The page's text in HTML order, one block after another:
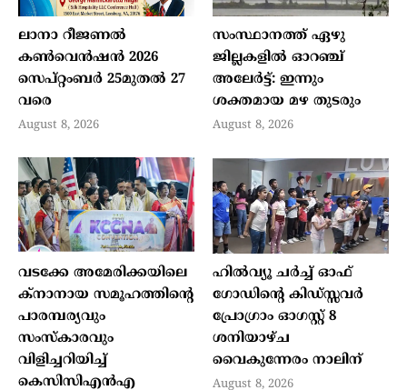
ലാനാ റീജണല്‍
കണ്‍വെന്‍ഷന്‍ 2026
സെപ്റ്റംബര്‍ 25മുതല്‍ 27
വരെ
August 8, 2026
സംസ്ഥാനത്ത് ഏഴു
ജില്ലകളില്‍ ഓറഞ്ച്
അലേര്‍ട്ട്: ഇന്നും
ശക്തമായ മഴ തുടരും
August 8, 2026
വടക്കേ അമേരിക്കയിലെ
ക്‌നാനായ സമൂഹത്തിന്റെ
പാരമ്പര്യവും
സംസ്‌കാരവും
വിളിച്ചറിയിച്ച്
കെസിസിഎന്‍എ
ഹില്‍വ്യൂ ചര്‍ച്ച് ഓഫ്
ഗോഡിന്റെ കിഡ്സ്സവര്‍
പ്രോഗ്രാം ഓഗസ്റ്റ് 8
ശനിയാഴ്ച
വൈകുന്നേരം നാലിന്
August 8, 2026